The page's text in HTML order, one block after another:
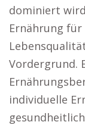
dominiert
Ernährung
Vordergrund.
individuelle